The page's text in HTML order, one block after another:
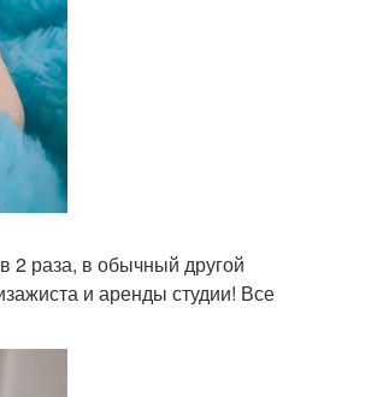
2 раза, в обычный другой
и аренды студии! Все